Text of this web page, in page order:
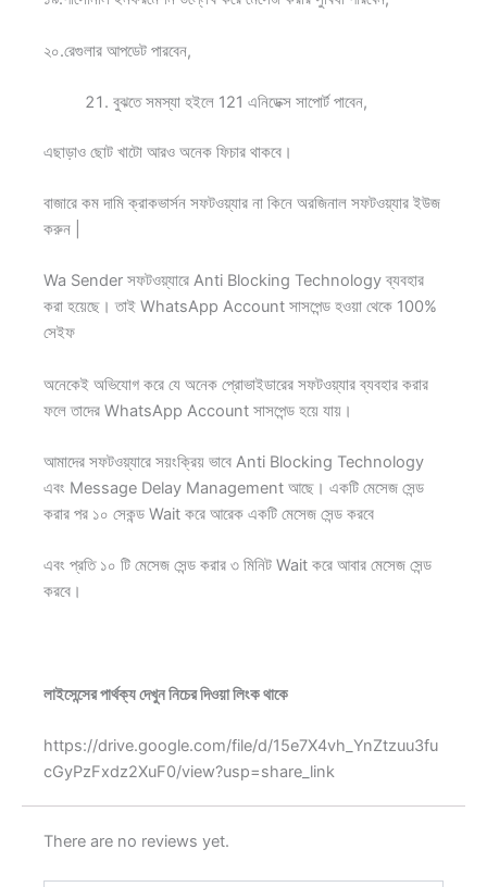
২০.রেগুলার আপডেট পারবেন,
বুঝতে সমস্যা হইলে 121 এনিডেক্স সাপোর্ট পাবেন,
এছাড়াও ছোট খাটো আরও অনেক ফিচার থাকবে।
বাজারে কম দামি ক্রাকভার্সন সফটওয়্যার না কিনে অরজিনাল সফটওয়্যার ইউজ
করুন |
Wa Sender সফটওয়্যারে Anti Blocking Technology ব্যবহার
করা হয়েছে। তাই WhatsApp Account সাসপেন্ড হওয়া থেকে 100%
সেইফ
অনেকেই অভিযোগ করে যে অনেক প্রোভাইডারের সফটওয়্যার ব্যবহার করার
ফলে তাদের WhatsApp Account সাসপেন্ড হয়ে যায়।
আমাদের সফটওয়্যারে সয়ংক্রিয় ভাবে Anti Blocking Technology
এবং Message Delay Management আছে। একটি মেসেজ সেন্ড
করার পর ১০ সেকন্ড Wait করে আরেক একটি মেসেজ সেন্ড করবে
এবং প্রতি ১০ টি মেসেজ সেন্ড করার ৩ মিনিট Wait করে আবার মেসেজ সেন্ড
করবে।
লাইসেন্সের পার্থক্য দেখুন নিচের দিওয়া লিংক থাকে
https://drive.google.com/file/d/15e7X4vh_YnZtzuu3fu
cGyPzFxdz2XuF0/view?usp=share_link
There are no reviews yet.